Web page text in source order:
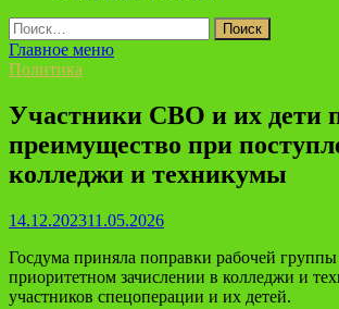
Найти:
Главное меню
Политика
Участники СВО и их дети
преимущество при
колледжи и техникумы
14.12.202311.05.2026
Госдума приняла поправки рабочей
приоритетном зачислении в колледжи и
участников спецоперации и их детей.